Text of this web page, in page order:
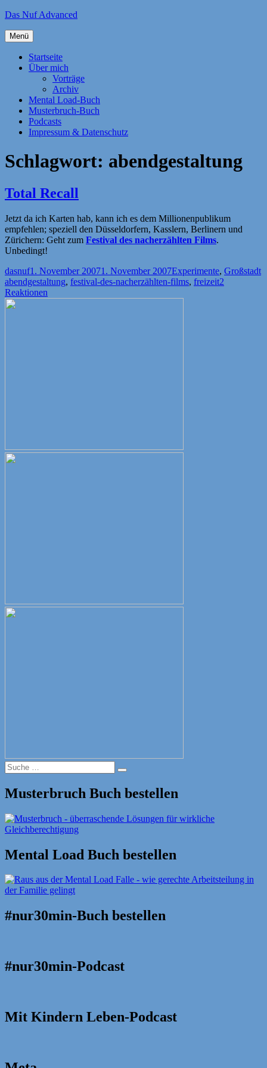
Zum
springen
Das Nuf Advanced
Menü
Startseite
Über mich
Vorträge
Archiv
Mental Load-Buch
Musterbruch-Buch
Podcasts
Impressum & Datenschutz
Schlagwort: abendgestaltung
Total Recall
Jetzt da ich Karten hab, kann ich es dem Millionenpublikum
empfehlen; speziell den Düsseldorfern, Kasslern, Berlinern und
Zürichern: Geht zum Festival des nacherzählten Films.
Unbedingt!
Autor
dasnufVeröffentlicht
am
1. November 20071. November 2007Kategorien
Experimente, Großstadt
abendgestaltung, festival-des-nacherzählten-films, freizeit2
Reaktionen
Suche
nach:
Suche
Musterbruch Buch bestellen
Mental Load Buch bestellen
#nur30min-Buch bestellen
#nur30min-Podcast
Mit Kindern Leben-Podcast